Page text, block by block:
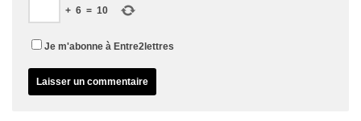
+ 6 = 10
Je m'abonne à Entre2lettres